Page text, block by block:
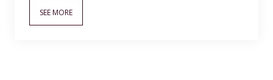
SEE MORE